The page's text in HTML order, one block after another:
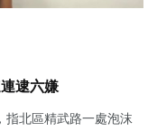
逮六嫌
指北區精武路一處泡沫